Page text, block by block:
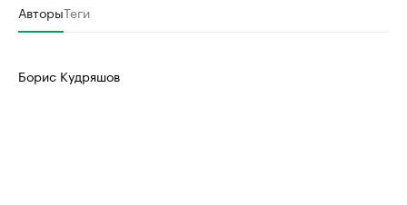
АвторыТеги
Борис Кудряшов